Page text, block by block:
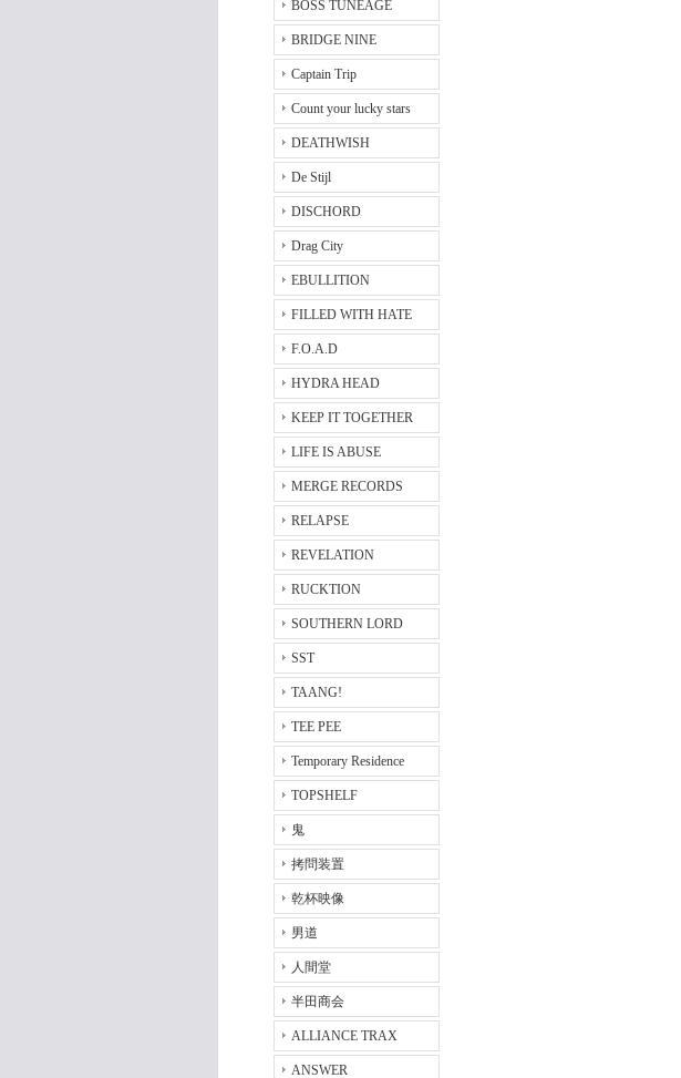
BOSS TUNEAGE
BRIDGE NINE
Captain Trip
Count your lucky stars
DEATHWISH
De Stijl
DISCHORD
Drag City
EBULLITION
FILLED WITH HATE
F.O.A.D
HYDRA HEAD
KEEP IT TOGETHER
LIFE IS ABUSE
MERGE RECORDS
RELAPSE
REVELATION
RUCKTION
SOUTHERN LORD
SST
TAANG!
TEE PEE
Temporary Residence
TOPSHELF
鬼
拷問装置
乾杯映像
男道
人間堂
半田商会
ALLIANCE TRAX
ANSWER